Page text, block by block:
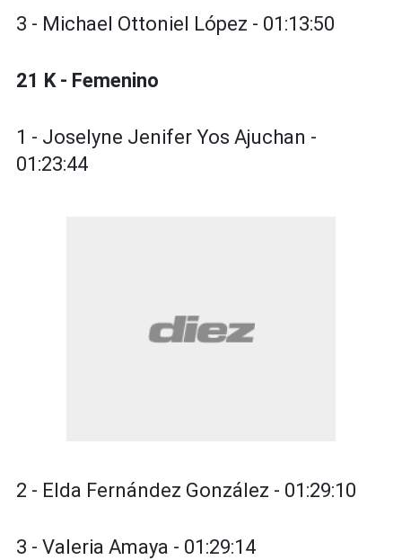
3 - Michael Ottoniel López - 01:13:50
21 K - Femenino
1 - Joselyne Jenifer Yos Ajuchan -
01:23:44
2 - Elda Fernández González - 01:29:10
3 - Valeria Amaya - 01:29:14